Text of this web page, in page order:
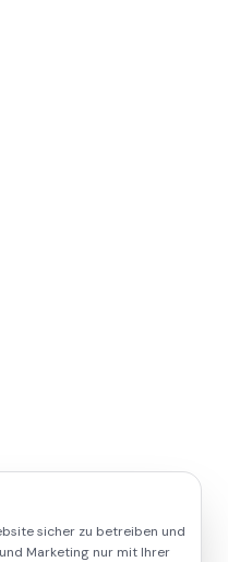
sicher zu betreiben und
Marketing nur mit Ihrer